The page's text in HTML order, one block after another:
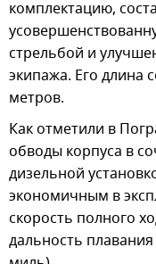
комплектацию,
стрельбой и
экипажа. Его длина
метров.
Как отметили в
обводы корпуса в
дизельной
экономичным в
скорость полного
дальность